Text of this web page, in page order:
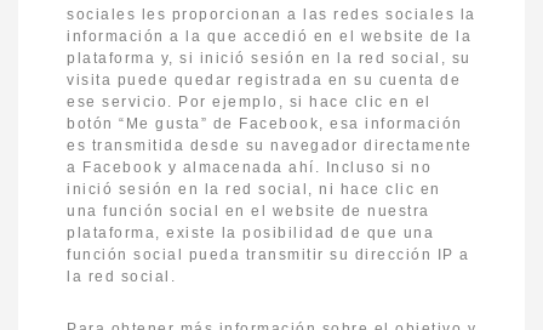
sociales les proporcionan a las redes sociales la
información a la que accedió en el website de la
plataforma y, si inició sesión en la red social, su
visita puede quedar registrada en su cuenta de
ese servicio. Por ejemplo, si hace clic en el
botón “Me gusta” de Facebook, esa información
es transmitida desde su navegador directamente
a Facebook y almacenada ahí. Incluso si no
inició sesión en la red social, ni hace clic en
una función social en el website de nuestra
plataforma, existe la posibilidad de que una
función social pueda transmitir su dirección IP a
la red social.